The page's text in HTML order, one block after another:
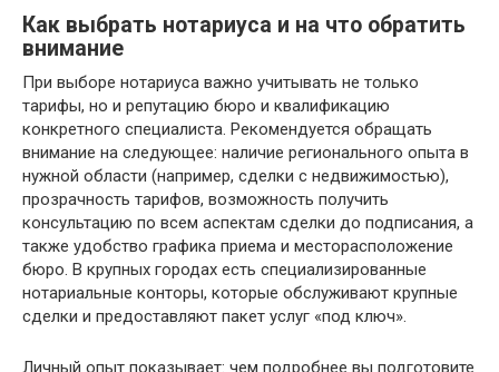
Как выбрать нотариуса и на что обратить
внимание
При выборе нотариуса важно учитывать не только
тарифы, но и репутацию бюро и квалификацию
конкретного специалиста. Рекомендуется обращать
внимание на следующее: наличие регионального опыта в
нужной области (например, сделки с недвижимостью),
прозрачность тарифов, возможность получить
консультацию по всем аспектам сделки до подписания, а
также удобство графика приема и месторасположение
бюро. В крупных городах есть специализированные
нотариальные конторы, которые обслуживают крупные
сделки и предоставляют пакет услуг «под ключ».
Личный опыт показывает: чем подробнее вы подготовите